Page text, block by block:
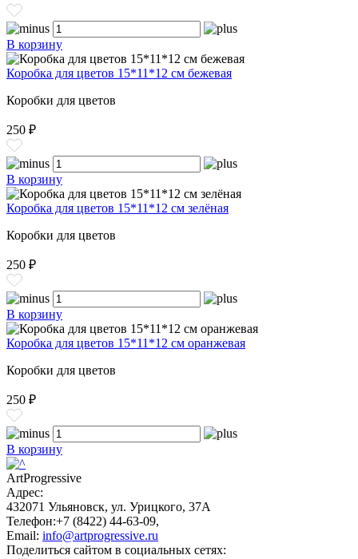
В корзину
Коробка для цветов 15*11*12 см бежевая
Коробки для цветов
250 ₽
В корзину
Коробка для цветов 15*11*12 см зелёная
Коробки для цветов
250 ₽
В корзину
Коробка для цветов 15*11*12 см оранжевая
Коробки для цветов
250 ₽
В корзину
ArtProgressive
Адрес:
432071 Ульяновск, ул. Урицкого, 37А
Телефон:+7 (8422) 44-63-09,
Email: info@artprogressive.ru
Поделиться сайтом в социальных сетях: